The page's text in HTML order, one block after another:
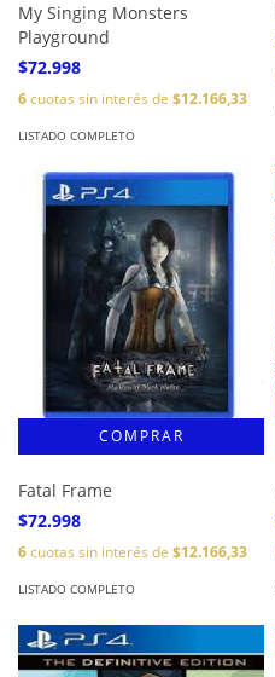
My Singing Monsters
Playground
$72.998
6cuotas sin interés de $12.166,33
LISTADO COMPLETO
Fatal Frame
$72.998
6cuotas sin interés de $12.166,33
LISTADO COMPLETO